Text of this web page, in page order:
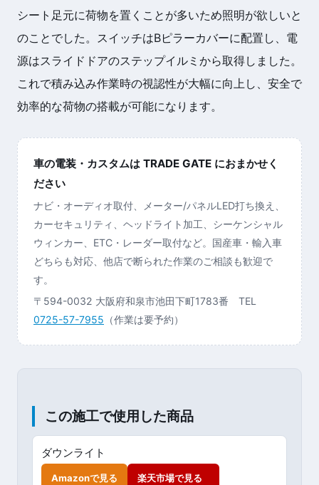
シート足元に荷物を置くことが多いため照明が欲しいと
のことでした。スイッチはBピラーカバーに配置し、電
源はスライドドアのステップイルミから取得しました。
これで積み込み作業時の視認性が大幅に向上し、安全で
効率的な荷物の搭載が可能になります。
車の電装・カスタムは TRADE GATE におまかせく
ださい
ナビ・オーディオ取付、メーター/パネルLED打ち換え、
カーセキュリティ、ヘッドライト加工、シーケンシャル
ウィンカー、ETC・レーダー取付など。国産車・輸入車
どちらも対応、他店で断られた作業のご相談も歓迎で
す。
〒594-0032 大阪府和泉市池田下町1783番 TEL
0725-57-7955 （作業は要予約）
この施工で使用した商品
ダウンライト
Amazonで見る 楽天市場で見る